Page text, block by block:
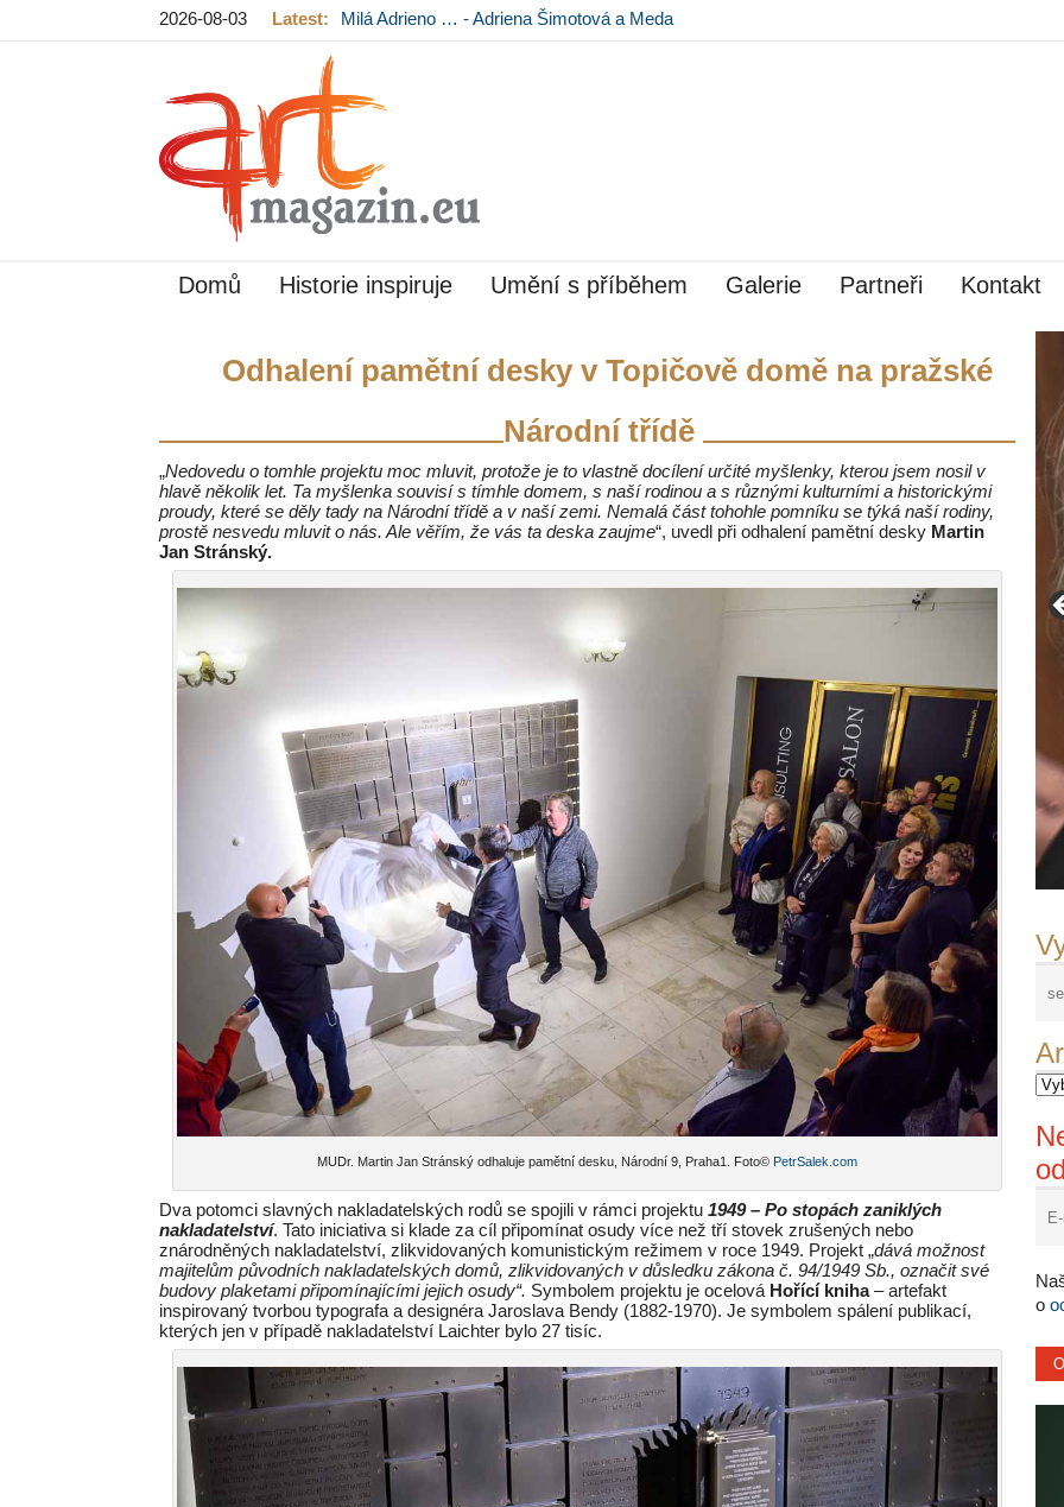
2026-08-03 Latest:
Milá Adrieno … - Adriena Šimotová a Meda
Domů Historie inspiruje Umění s příběhem Galerie Partneři Kontakt
o
Odhalení pamětní desky v Topičově domě na pražské
Národní třídě
„Nedovedu o tomhle projektu moc mluvit, protože je to vlastně docílení určité myšlenky, kterou jsem nosil v
hlavě několik let. Ta myšlenka souvisí s tímhle domem, s naší rodinou a s různými kulturními a historickými
proudy, které se děly tady na Národní třídě a v naší zemi. Nemalá část tohohle pomníku se týká naší rodiny,
prostě nesvedu mluvit o nás. Ale věřím, že vás ta deska zaujme“, uvedl při odhalení pamětní desky Martin
Jan Stránský.
MUDr. Martin Jan Stránský odhaluje pamětní desku, Národní 9, Praha1. Foto© PetrSalek.com
Dva potomci slavných nakladatelských rodů se spojili v rámci projektu1949 – Po stopách zaniklých
nakladatelství. Tato iniciativa si klade za cíl připomínat osudy více než tří stovek zrušených nebo
znárodněných nakladatelství, zlikvidovaných komunistickým režimem v roce 1949. Projekt „dává možnost
majitelům původních nakladatelských domů, zlikvidovaných v důsledku zákona č. 94/1949 Sb., označit své
budovy plaketami připomínajícími jejich osudy“. Symbolem projektu je ocelová Hořící kniha– artefakt
inspirovaný tvorbou typografa a designéra Jaroslava Bendy (1882-1970). Je symbolem spálení publikací,
kterých jen v případě nakladatelství Laichter bylo 27 tisíc.